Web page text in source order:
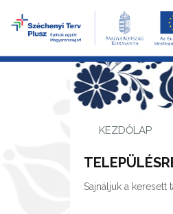
KEZDŐLAP
Sajnáljuk a keresett